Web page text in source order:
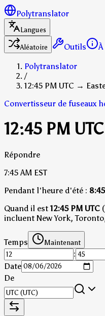
Polytranslator
Langues
Aléatoire
Outils
Polytranslator
/
12:45 PM UTC →
Convertisseur de fuseaux
12:45 PM
Répondre
7:45 AM EST
Pendant l'heure d'été :
Quand il est12:45 PM UTC
incluent New York,
Temps Maintenant
:
Date
De